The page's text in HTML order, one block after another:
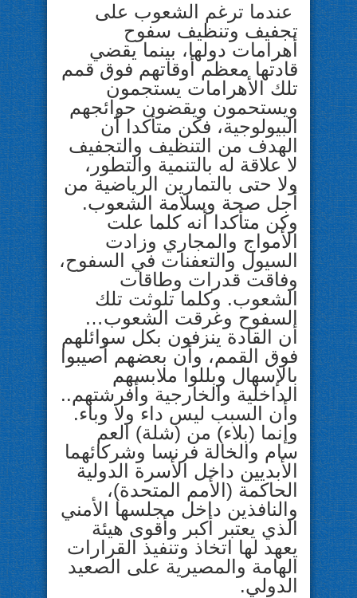
عندما ترغم الشعوب على
تجفيف وتنظيف سفوح
أهرامات دولها، بينما يقضي
قادتها معظم أوقاتهم فوق قمم
تلك الأهرامات يستجمون
ويستحمون ويقضون حوائجهم
البيولوجية، فكن متأكدا أن
الهدف من التنظيف والتجفيف
لا علاقة له بالتنمية والتطور،
ولا حتى بالتمارين الرياضية من
أجل صحة وسلامة الشعوب.
وكن متأكدا أنه كلما علت
الأمواج والمجاري وزادت
السيول والتعفنات في السفوح،
وفاقت قدرات وطاقات
الشعوب. وكلما تلوثت تلك
السفوح وغرقت الشعوب…
أن القادة ينزفون بكل سوائلهم
فوق القمم، وأن بعضهم أصيبوا
بالإسهال وبللوا ملابسهم
الداخلية والخارجية وأفرشتهم..
وأن السبب ليس داء ولا وباء.
وإنما (بلاء) من (شلة) العم
سام والخالة فرنسا وشركائهما
الأبديين داخل الأسرة الدولية
الحاكمة (الأمم المتحدة)،
والنافذين داخل مجلسها الأمني
الذي يعتبر أكبر وأقوى هيئة
يعهد لها اتخاذ وتنفيذ القرارات
الهامة والمصيرية على الصعيد
الدولي.